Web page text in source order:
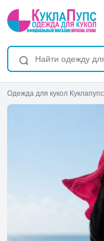
Одежда для кукол Куклапупс